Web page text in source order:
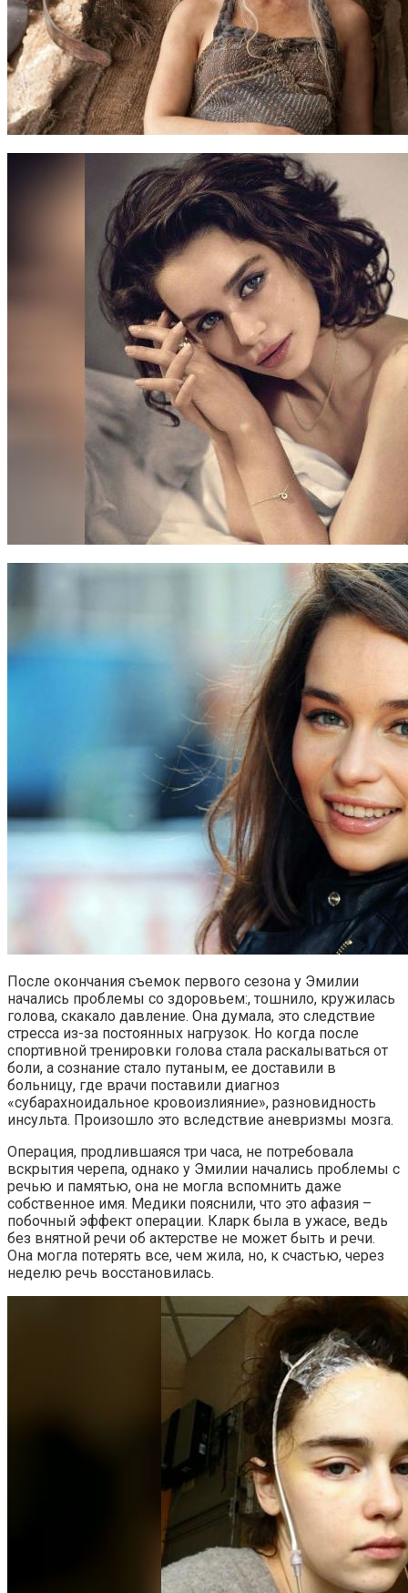
После окончания съемок первого сезона у Эмилии
начались проблемы со здоровьем:, тошнило, кружилась
голова, скакало давление. Она думала, это следствие
стресса из-за постоянных нагрузок. Но когда после
спортивной тренировки голова стала раскалываться от
боли, а сознание стало путаным, ее доставили в
больницу, где врачи поставили диагноз
«субарахноидальное кровоизлияние», разновидность
инсульта. Произошло это вследствие аневризмы мозга.
Операция, продлившаяся три часа, не потребовала
вскрытия черепа, однако у Эмилии начались проблемы с
речью и памятью, она не могла вспомнить даже
собственное имя. Медики пояснили, что это афазия –
побочный эффект операции. Кларк была в ужасе, ведь
без внятной речи об актерстве не может быть и речи.
Она могла потерять все, чем жила, но, к счастью, через
неделю речь восстановилась.